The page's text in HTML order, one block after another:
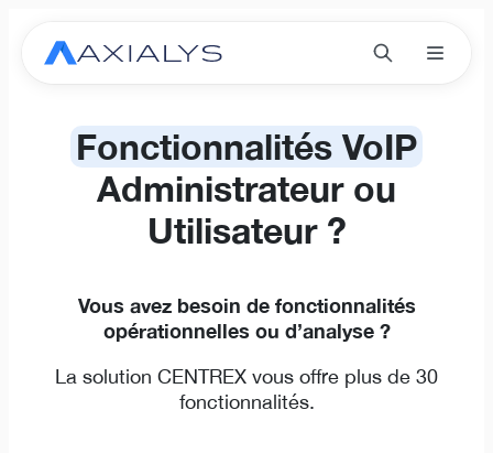
Fonctionnalités VoIP
Administrateur ou
Utilisateur ?
Vous avez besoin de fonctionnalités
opérationnelles ou d’analyse ?
La solution CENTREX vous offre plus de 30
fonctionnalités.